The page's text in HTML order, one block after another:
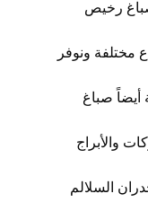
رخيص
مختلفة ونوفر
أيضاً صباغ
والأبراج
السلالم